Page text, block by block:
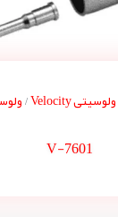
ولوسیتی Velocity /
V-7601